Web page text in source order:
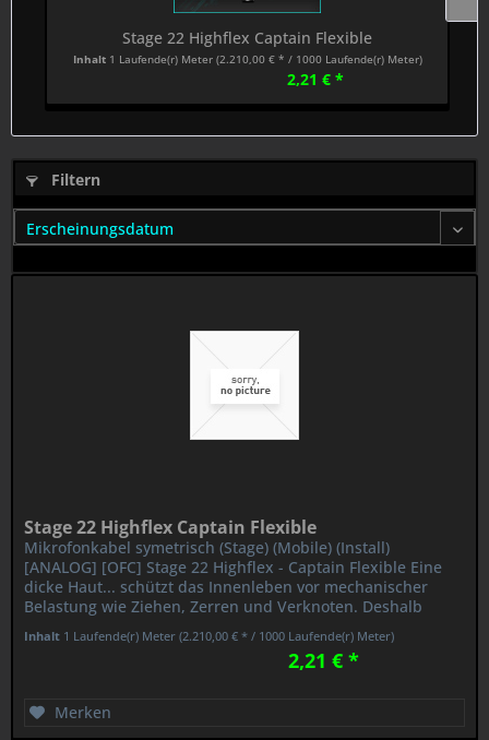
Stage 22 Highflex Captain Flexible
Inhalt 1 Laufende(r) Meter (2.210,00 € * / 1000 Laufende(r) Meter)
2,21 € *
Filtern
Stage 22 Highflex Captain Flexible
Mikrofonkabel symetrisch (Stage) (Mobile) (Install)
[ANALOG] [OFC] Stage 22 Highflex - Captain Flexible Eine
dicke Haut... schützt das Innenleben vor mechanischer
Belastung wie Ziehen, Zerren und Verknoten. Deshalb
Inhalt 1 Laufende(r) Meter(2.210,00 € * / 1000 Laufende(r) Meter)
2,21 € *
Merken